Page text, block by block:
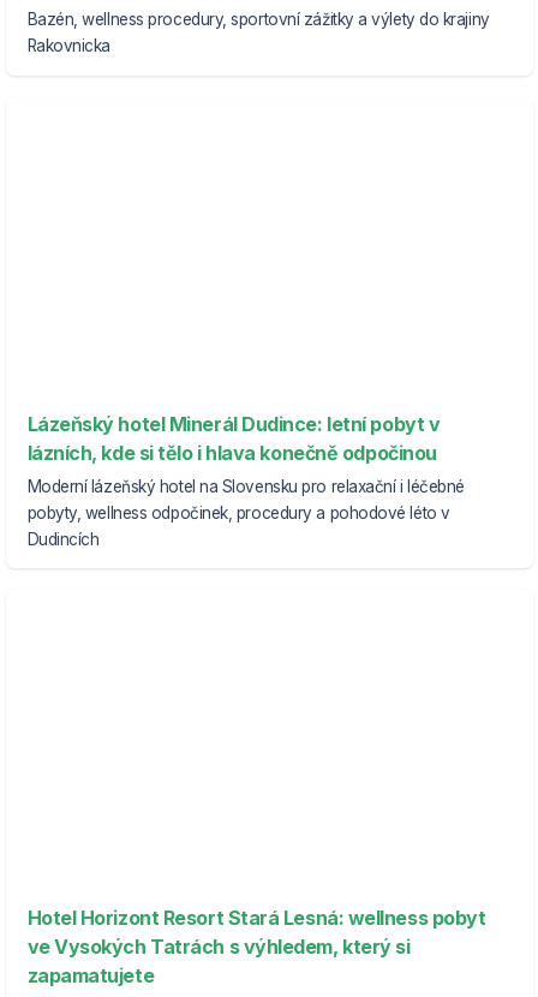
Bazén, wellness procedury, sportovní zážitky a výlety do krajiny
Rakovnicka
Lázeňský hotel Minerál Dudince: letní pobyt v
lázních, kde si tělo i hlava konečně odpočinou
Moderní lázeňský hotel na Slovensku pro relaxační i léčebné
pobyty, wellness odpočinek, procedury a pohodové léto v
Dudincích
Hotel Horizont Resort Stará Lesná: wellness pobyt
ve Vysokých Tatrách s výhledem, který si
zapamatujete